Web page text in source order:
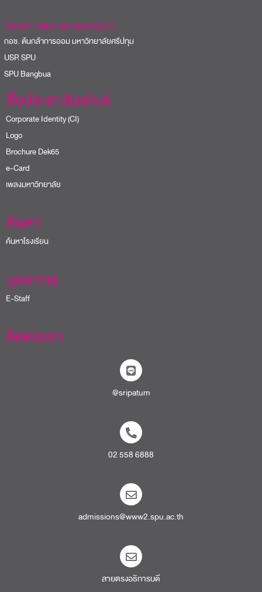
โครงการและความร่วมมือ
ช. ต้นกล้าการออม มหาวิทยาลัยศรีปทุม
SPU
Bangbua
สื่อประชาสัมพันธ์
Corporate Identity (CI)
Logo
Brochure Dek65
e-Card
เพลงมหาวิทยาลัย
ค้นหา
ค้นหาโรงเรียน
บุคลากร
E-Staff
ติดต่อเรา
@sripatum
02 558 6888
admissions@www2.spu.ac.th
สายตรงอธิการบดี​